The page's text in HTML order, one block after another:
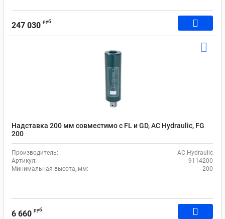
247 030 руб
Надставка 200 мм совместимо с FL и GD, AC Hydraulic, FG
200
Производитель:
AC Hydraulic
Артикул:
9114200
Минимальная высота, мм:
200
6 660 руб